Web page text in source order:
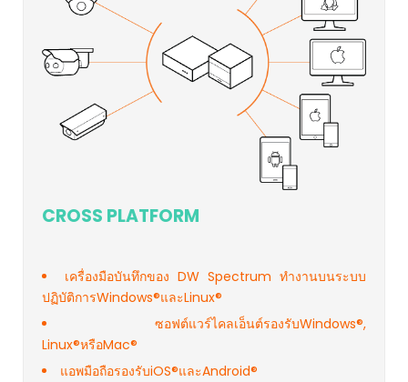
CROSS PLATFORM
เครื่องมือบันทึกของ DW Spectrum ทำงานบนระบบ
ปฏิบัติการWindows®และLinux®
ซอฟต์แวร์ไคลเอ็นต์รองรับWindows®,
Linux®หรือMac®
แอพมือถือรองรับiOS®และAndroid®